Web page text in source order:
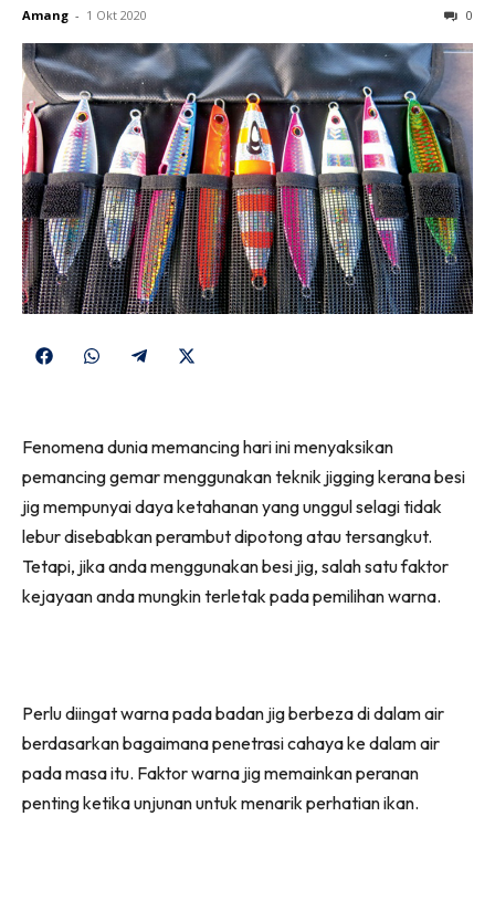
Amang - 1 Okt 2020 0
Share
Share
Share
(Twitter)
Fenomena dunia memancing hari ini menyaksikan
pemancing gemar menggunakan teknik jigging kerana besi
jig mempunyai daya ketahanan yang unggul selagi tidak
lebur disebabkan perambut dipotong atau tersangkut.
Tetapi, jika anda menggunakan besi jig, salah satu faktor
kejayaan anda mungkin terletak pada pemilihan warna.
Perlu diingat warna pada badan jig berbeza di dalam air
berdasarkan bagaimana penetrasi cahaya ke dalam air
pada masa itu. Faktor warna jig memainkan peranan
penting ketika unjunan untuk menarik perhatian ikan.